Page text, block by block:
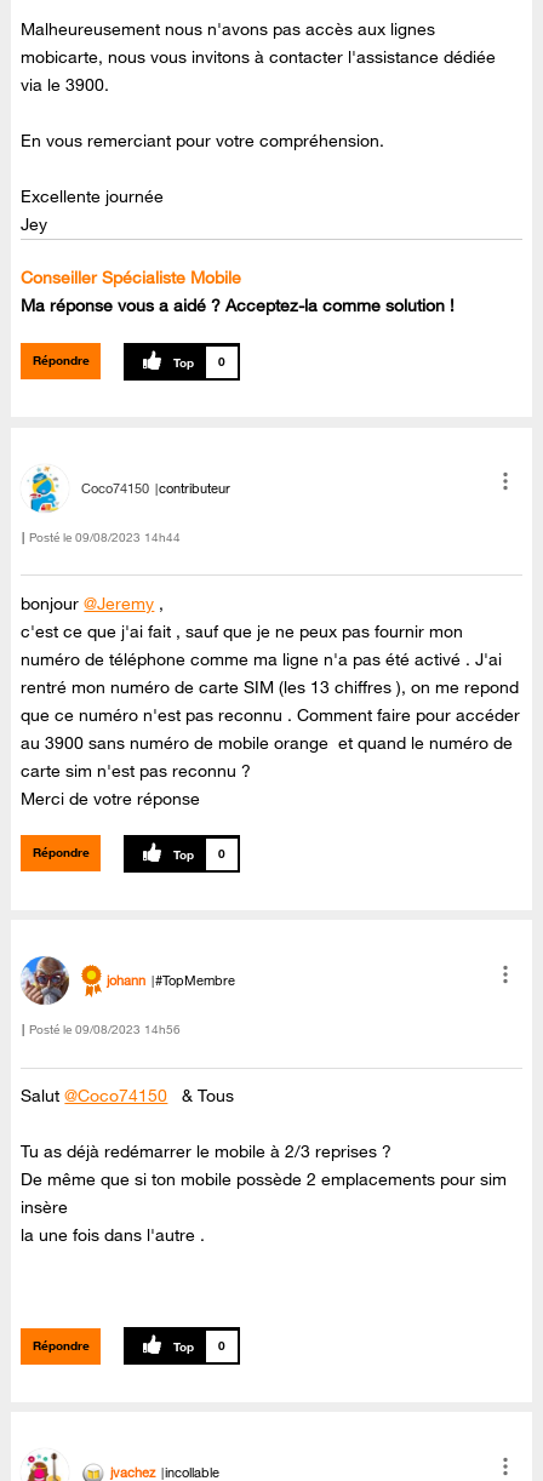
Malheureusement nous n'avons pas accès aux lignes
mobicarte, nous vous invitons à contacter l'assistance dédiée
via le 3900.
En vous remerciant pour votre compréhension.
Excellente journée
Jey
Conseiller Spécialiste Mobile
Ma réponse vous a aidé ? Acceptez-la comme solution !
Répondre 0
Coco74150 contributeur
Posté le ‎09/08/2023 14h44
bonjour@Jeremy ,
c'est ce que j'ai fait , sauf que je ne peux pas fournir mon
numéro de téléphone comme ma ligne n'a pas été activé . J'ai
rentré mon numéro de carte SIM (les 13 chiffres ), on me repond
que ce numéro n'est pas reconnu . Comment faire pour accéder
au 3900 sans numéro de mobile orange et quand le numéro de
carte sim n'est pas reconnu ?
Merci de votre réponse
Répondre 0
johann #TopMembre
Posté le ‎09/08/2023 14h56
Salut@Coco74150 & Tous
Tu as déjà redémarrer le mobile à 2/3 reprises ?
De même que si ton mobile possède 2 emplacements pour sim
insère
la une fois dans l'autre .
Répondre 0
jvachez incollable